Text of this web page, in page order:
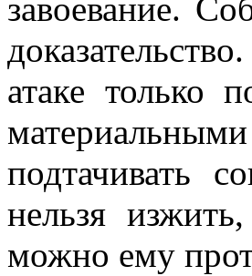
завоевание.
атаке только
подтачивать
нельзя
можно ему